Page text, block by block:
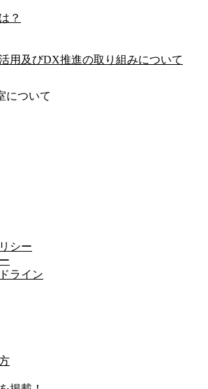
？
用及びDX推進の取り組みについて
について
シー
ライン